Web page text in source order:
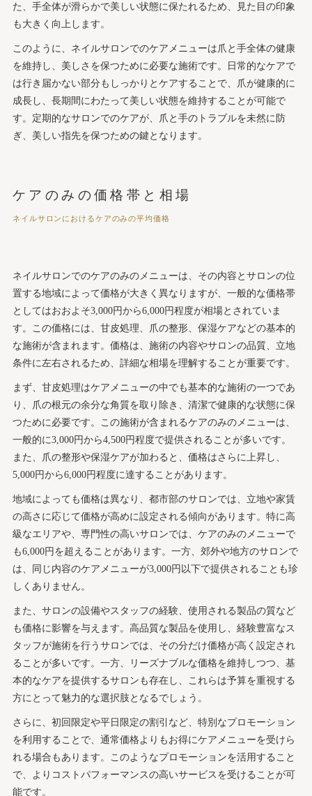
た、手全体が滑らかで美しい状態に保たれるため、見た目の印象
も大きく向上します。
このように、ネイルサロンでのケアメニューは爪と手全体の健康
を維持し、美しさを保つために必要な施術です。日常的なケアで
は行き届かない部分もしっかりとケアすることで、爪が健康的に
成長し、長期間にわたって美しい状態を維持することが可能で
す。定期的なサロンでのケアが、爪と手のトラブルを未然に防
ぎ、美しい指先を保つための鍵となります。
ケアのみの価格帯と相場
ネイルサロンにおけるケアのみの平均価格
ネイルサロンでのケアのみのメニューは、その内容とサロンの位
置する地域によって価格が大きく異なりますが、一般的な価格帯
としてはおおよそ3,000円から6,000円程度が相場とされていま
す。この価格には、甘皮処理、爪の整形、保湿ケアなどの基本的
な施術が含まれます。価格は、施術の内容やサロンの品質、立地
条件に左右されるため、詳細な相場を理解することが重要です。
まず、甘皮処理はケアメニューの中でも基本的な施術の一つであ
り、爪の根元の余分な角質を取り除き、清潔で健康的な状態に保
つために必要です。この施術が含まれるケアのみのメニューは、
一般的に3,000円から4,500円程度で提供されることが多いです。
また、爪の整形や保湿ケアが加わると、価格はさらに上昇し、
5,000円から6,000円程度に達することがあります。
地域によっても価格は異なり、都市部のサロンでは、立地や家賃
の高さに応じて価格が高めに設定される傾向があります。特に高
級なエリアや、専門性の高いサロンでは、ケアのみのメニューで
も6,000円を超えることがあります。一方、郊外や地方のサロンで
は、同じ内容のケアメニューが3,000円以下で提供されることも珍
しくありません。
また、サロンの設備やスタッフの経験、使用される製品の質など
も価格に影響を与えます。高品質な製品を使用し、経験豊富なス
タッフが施術を行うサロンでは、その分だけ価格が高く設定され
ることが多いです。一方、リーズナブルな価格を維持しつつ、基
本的なケアを提供するサロンも存在し、これらは予算を重視する
方にとって魅力的な選択肢となるでしょう。
さらに、初回限定や平日限定の割引など、特別なプロモーション
を利用することで、通常価格よりもお得にケアメニューを受けら
れる場合もあります。このようなプロモーションを活用すること
で、よりコストパフォーマンスの高いサービスを受けることが可
能です。